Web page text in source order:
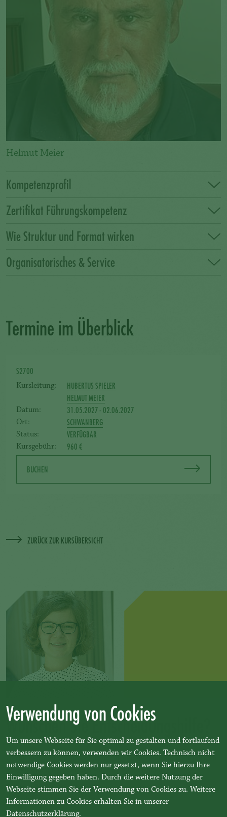
Helmut Meier
Kompetenzprofil
Zertifikat Führungskompetenz
Wie Struktur und Format wirken
Organisatorisches & Service
Termine im Überblick
S2700
Kursleitung:
HUBERTUS SPIELER
HELMUT MEIER
Datum: 31.05.2027 - 02.06.2027
Ort: SCHWANBERG
Status: VERFÜGBAR
Kursgebühr: 960 €
BUCHEN
ZURÜCK ZUR KURSÜBERSICHT
Wünschen Sie Entscheidungshilfe?
Gerne nehmen wir uns Zeit, mit Ihnen gemeinsam die richtigen
Fragen und die passenden Antworten zu finden.
Telefon: 09 31 - 30 44 59 00
E-Mail:info@teambenedikt.de
Verwendung von Cookies
Um unsere Webseite für Sie optimal zu gestalten und fortlaufend
verbessern zu können, verwenden wir Cookies. Technisch nicht
notwendige Cookies werden nur gesetzt, wenn Sie hierzu Ihre
Einwilligung gegeben haben. Durch die weitere Nutzung der
Webseite stimmen Sie der Verwendung von Cookies zu. Weitere
Informationen zu Cookies erhalten Sie in unserer
Datenschutzerklärung.